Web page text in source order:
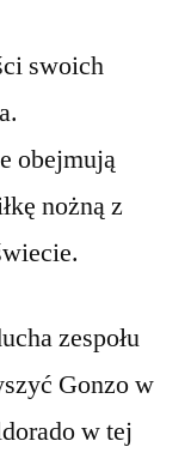
swoich
obejmują
nożną z
zespołu
Gonzo w
w tej